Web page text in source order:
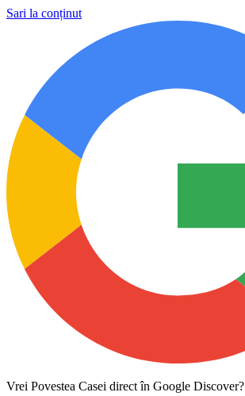
Sari la conținut
Vrei Povestea Casei direct în Google Discover?